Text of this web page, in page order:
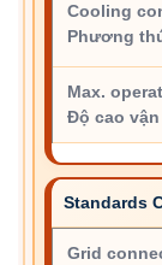
Cooling
Phương
Max.
Độ cao
Standards
Grid